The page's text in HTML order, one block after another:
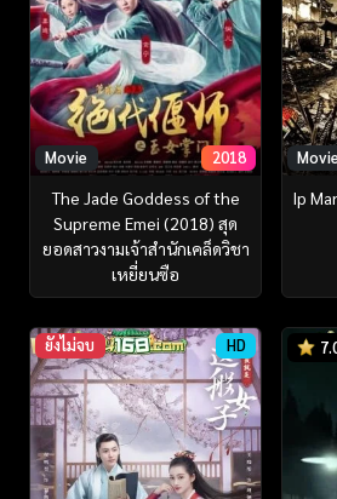
Movie 2018
The Jade Goddess of the
Supreme Emei (2018) สุด
ยอดสาวงามเจ้าสำนักเคล็ดวิชา
เหยี่ยนซือ
Ip
ยังไม่จบ HD